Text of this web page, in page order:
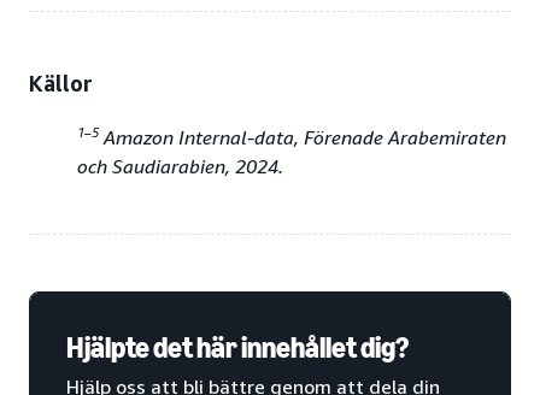
Källor
1–5 Amazon Internal-data, Förenade Arabemiraten
och Saudiarabien, 2024.
Hjälpte det här innehållet dig?
Hjälp oss att bli bättre genom att dela din